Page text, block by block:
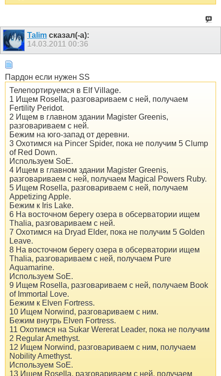
Talim сказал(-а):
14.03.2011 00:36
Пардон если нужен SS
Телепортируемся в Elf Village.
1 Ищем Rosella, разговариваем с ней, получаем
Fertility Peridot.
2 Ищем в главном здании Magister Greenis,
разговариваем с ней.
Бежим на юго-запад от деревни.
3 Охотимся на Pincer Spider, пока не получим 5 Clump
of Red Down.
Используем SoE.
4 Ищем в главном здании Magister Greenis,
разговариваем с ней, получаем Magical Powers Ruby.
5 Ищем Rosella, разговариваем с ней, получаем
Appetizing Apple.
Бежим к Iris Lake.
6 На восточном берегу озера в обсерватории ищем
Thalia, разговариваем с ней.
7 Охотимся на Dryad Elder, пока не получим 5 Golden
Leave.
8 На восточном берегу озера в обсерватории ищем
Thalia, разговариваем с ней, получаем Pure
Aquamarine.
Используем SoE.
9 Ищем Rosella, разговариваем с ней, получаем Book
of Immortal Love.
Бежим к Elven Fortress.
10 Ищем Norwind, разговариваем с ним.
Бежим внутрь Elven Fortress.
11 Охотимся на Sukar Wererat Leader, пока не получим
2 Regular Amethyst.
12 Ищем Norwind, разговариваем с ним, получаем
Nobility Amethyst.
Используем SoE.
13 Ищем Rosella, разговариваем с ней, получаем